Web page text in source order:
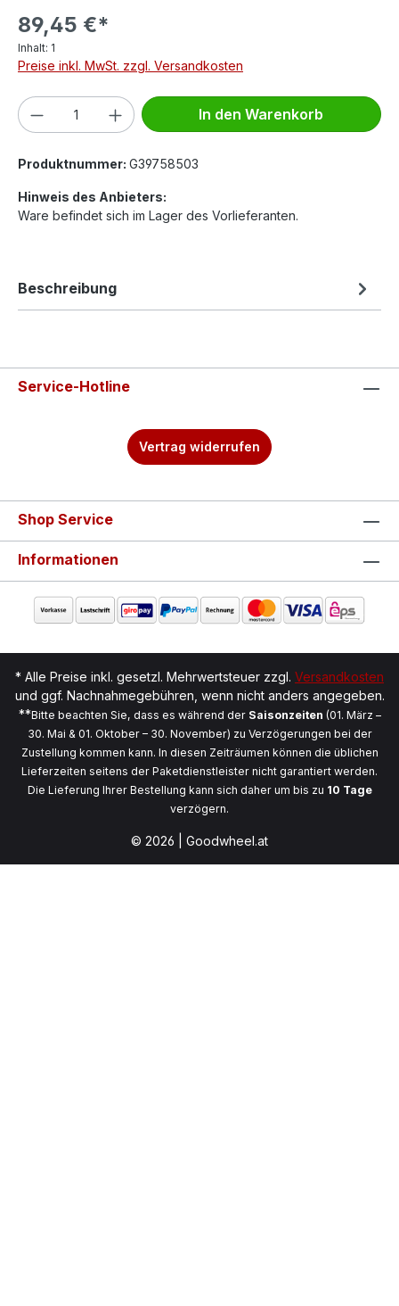
89,45 €*
Inhalt: 1
Preise inkl. MwSt. zzgl. Versandkosten
Produkt Anzahl: Gib den gewünschten
In den Warenkorb
Produktnummer: G39758503
Hinweis des Anbieters:
Ware befindet sich im Lager des Vorlieferanten.
Beschreibung
Service-Hotline
Vertrag widerrufen
Shop Service
Informationen
* Alle Preise inkl. gesetzl. Mehrwertsteuer zzgl. Versandkosten
und ggf. Nachnahmegebühren, wenn nicht anders angegeben.
**Bitte beachten Sie, dass es während der Saisonzeiten (01. März –
30. Mai & 01. Oktober – 30. November) zu Verzögerungen bei der
Zustellung kommen kann. In diesen Zeiträumen können die üblichen
Lieferzeiten seitens der Paketdienstleister nicht garantiert werden.
Die Lieferung Ihrer Bestellung kann sich daher um bis zu 10 Tage
verzögern.
© 2026 | Goodwheel.at